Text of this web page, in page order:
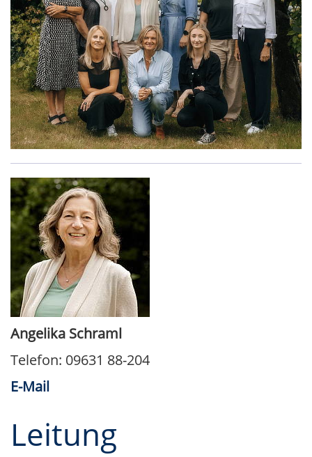
Angelika Schraml
Telefon: 09631 88-204
E-Mail
Leitung